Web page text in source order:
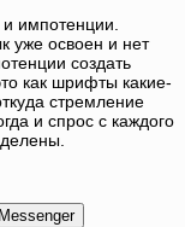
импотенции.
уже освоен и нет
создать
как шрифты какие-
стремление
и спрос с каждого
Messenger